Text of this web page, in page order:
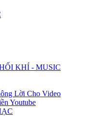
KHÍ - MUSIC
Lời Cho Video
Youtube